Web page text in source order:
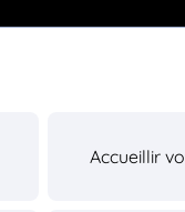
Accueillir